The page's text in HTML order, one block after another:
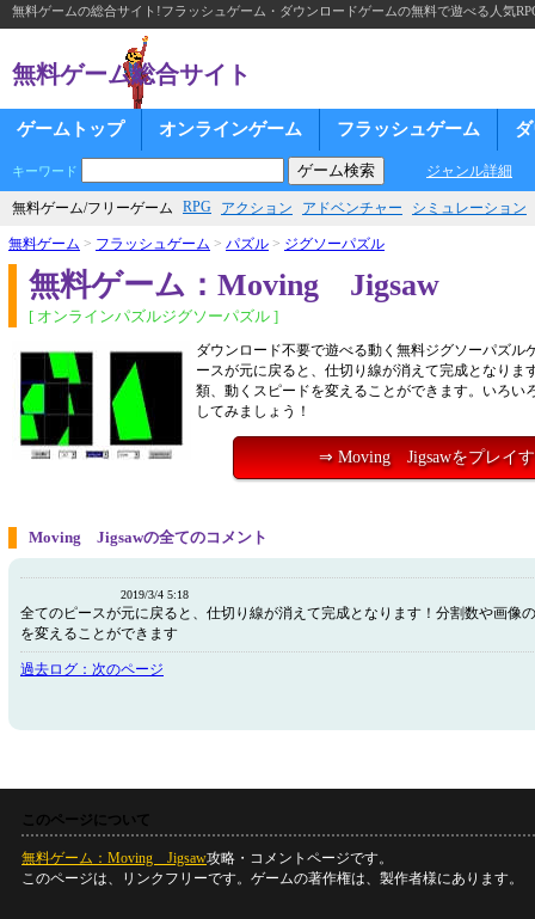
無料ゲームの総合サイト!フラッシュゲーム・ダウンロードゲームの無料で遊べる人気
無料ゲーム総合サイト
ゲームトップ オンラインゲーム フラッシュゲーム
キーワード ジャンル詳細
無料ゲーム/フリーゲーム RPG アクション アドベンチャー シミュレーション
無料ゲーム > フラッシュゲーム > パズル > ジグソーパズル
無料ゲーム：Moving Jigsaw
[ オンラインパズルジグソーパズル ]
ダウンロード不要で遊べる動く無料ジグソーパズル
ースが元に戻ると、仕切り線が消えて完成となりま
類、動くスピードを変えることができます。いろい
してみましょう！
⇒ Moving Jigsawをプレイ
Moving Jigsawの全てのコメント
2019/3/4 5:18
全てのピースが元に戻ると、仕切り線が消えて完成となります！分割数や画像
を変えることができます
過去ログ：次のページ
このページについて
無料ゲーム：Moving Jigsaw攻略・コメントページです。
このページは、リンクフリーです。ゲームの著作権は、製作者様にあります。